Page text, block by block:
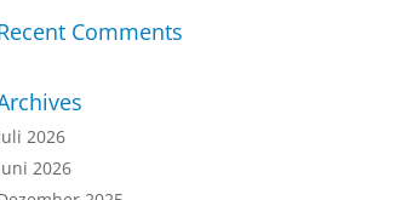
Comments
2026
2026